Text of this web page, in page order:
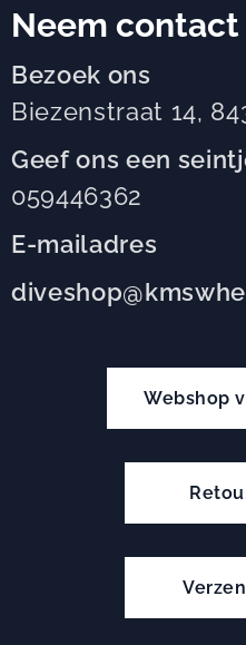
Neem contact
Bezoek ons
Biezenstraat 14,
Geef ons een
059446362
E-mailadres
Webshop